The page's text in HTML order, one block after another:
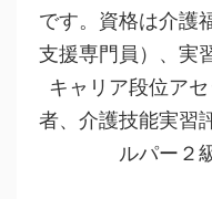
です。資格は介護
支援専門員）、実
キャリア段位ア
者、介護技能実習
ルパー２